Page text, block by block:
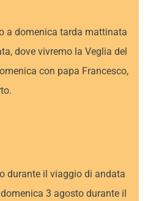
a domenica tarda mattinata
dove vivremo la Veglia del
con papa Francesco,
durante il viaggio di andata
3 agosto durante il